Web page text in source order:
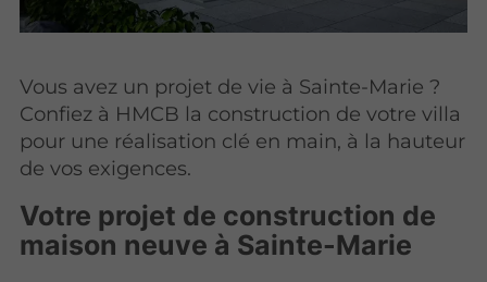
Vous avez un projet de vie à Sainte-Marie ?
Confiez à HMCB la construction de votre villa
pour une réalisation clé en main, à la hauteur
de vos exigences.
Votre projet de construction de
maison neuve à Sainte-Marie